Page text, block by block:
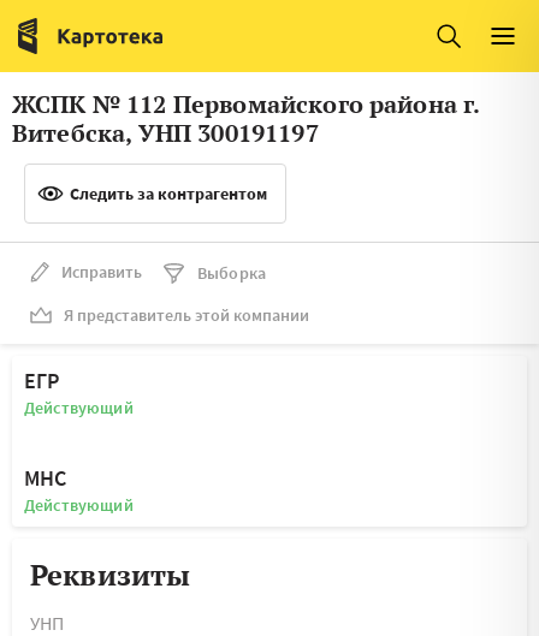
Италия
Люксембург
Литва
Латвия
Македония
Словения
Франция
Швеция
Мальта
ЖСПК № 112 Первомайского района г.
Витебска, УНП 300191197
Следить за контрагентом
Исправить
Выборка
Я представитель этой компании
ЕГР
Действующий
МНС
Действующий
Реквизиты
УНП